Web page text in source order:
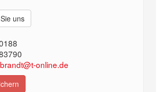
uns
online.de